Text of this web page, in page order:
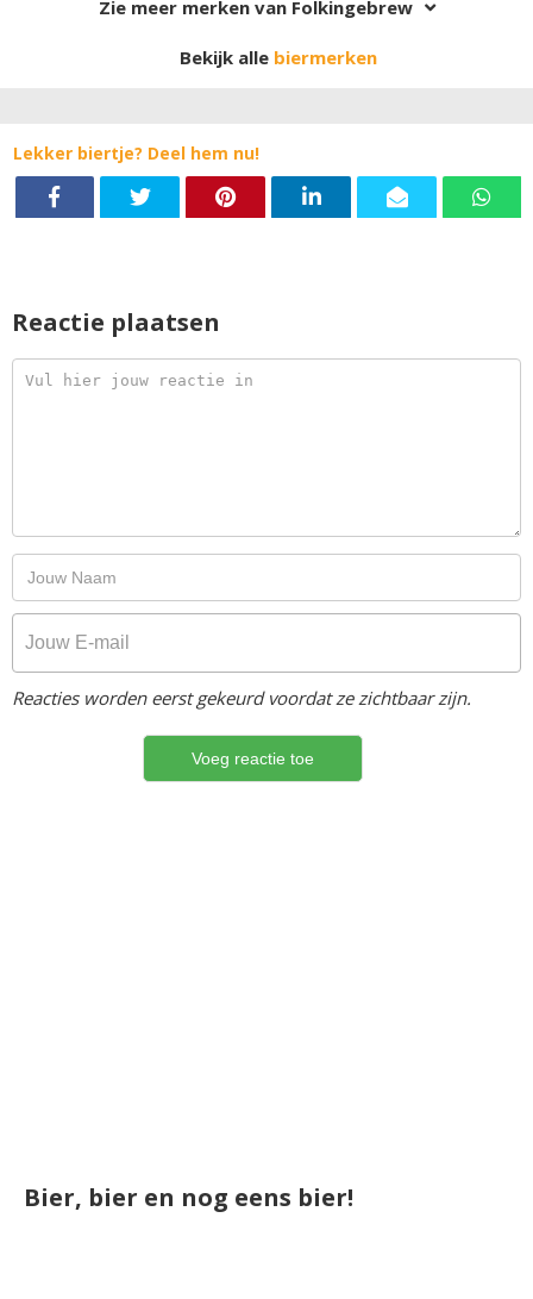
Zie meer merken van Folkingebrew
Bekijk alle biermerken
Lekker biertje? Deel hem nu!
Reactie plaatsen
Reacties worden eerst gekeurd voordat ze zichtbaar zijn.
Bier, bier en nog eens bier!